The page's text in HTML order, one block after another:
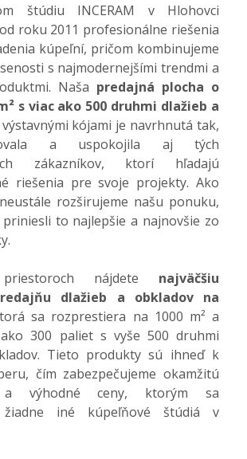
štúdiu INCERAM v Hlohovci
roku 2011 profesionálne riešenia
kúpeľní, pričom kombinujeme
s najmodernejšími trendmi a
Naša predajná plocha o
s viac ako 500 druhmi dlažieb a
kójami je navrhnutá tak,
a uspokojila aj tých
zákazníkov, ktorí hľadajú
riešenia pre svoje projekty. Ako
rozširujeme našu ponuku,
to najlepšie a najnovšie zo
nájdete najväčšiu
dlažieb a obkladov na
sa rozprestiera na 1000 m² a
300 paliet s vyše 500 druhmi
Tieto produkty sú ihneď k
čím zabezpečujeme okamžitú
a výhodné ceny, ktorým sa
žiadne iné kúpeľňové štúdiá v